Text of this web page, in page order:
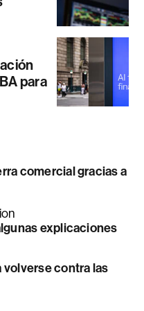
para
comercial gracias a
explicaciones
volverse contra las